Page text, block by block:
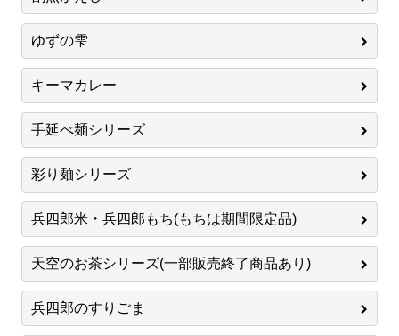
ゆずの雫
キーマカレー
手延べ麺シリーズ
彩り麺シリーズ
兵四郎米・兵四郎もち(もちは期間限定品)
天空のお茶シリーズ(一部販売終了商品あり)
兵四郎のすりごま